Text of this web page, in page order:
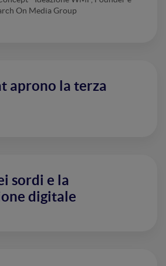
On Media Group
aprono la terza
sordi e la
digitale